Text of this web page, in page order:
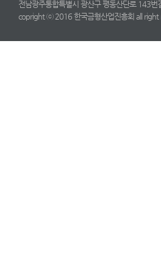
전남광주통합특별시 광산구 평동산단로
copright ⓒ 2016 한국금형산업진흥회 all right